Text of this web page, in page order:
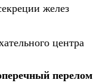
желез
центра